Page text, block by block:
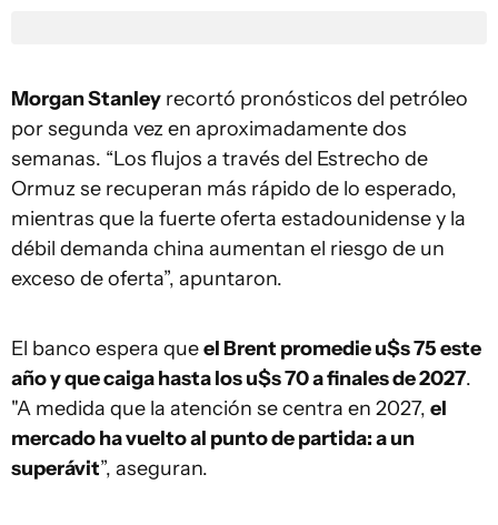
Morgan Stanley recortó pronósticos del petróleo
por segunda vez en aproximadamente dos
semanas. “Los flujos a través del Estrecho de
Ormuz se recuperan más rápido de lo esperado,
mientras que la fuerte oferta estadounidense y la
débil demanda china aumentan el riesgo de un
exceso de oferta”, apuntaron.
El banco espera queel Brent promedie u$s 75 este
año y que caiga hasta los u$s 70 a finales de 2027.
"A medida que la atención se centra en 2027, el
mercado ha vuelto al punto de partida: a un
superávit”, aseguran.